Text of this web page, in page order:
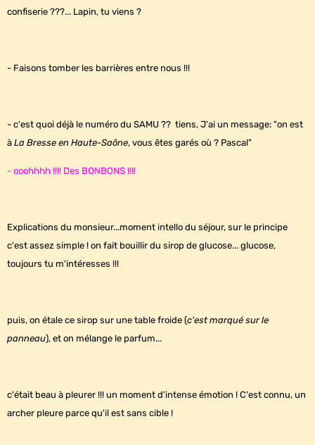
confiserie ???... Lapin, tu viens ?
- Faisons tomber les barrières entre nous !!!
- c'est quoi déjà le numéro du SAMU ?? tiens, J'ai un message: "on est
à La Bresse en Haute-Saône, vous êtes garés où ? Pascal"
- ooohhhh !!!! Des BONBONS !!!!
Explications du monsieur...moment intello du séjour, sur le principe
c'est assez simple ! on fait bouillir du sirop de glucose... glucose,
toujours tu m'intéresses !!!
puis, on étale ce sirop sur une table froide (c'est marqué sur le
panneau), et on mélange le parfum...
c'était beau à pleurer !!! un moment d'intense émotion ! C'est connu, un
archer pleure parce qu'il est sans cible !